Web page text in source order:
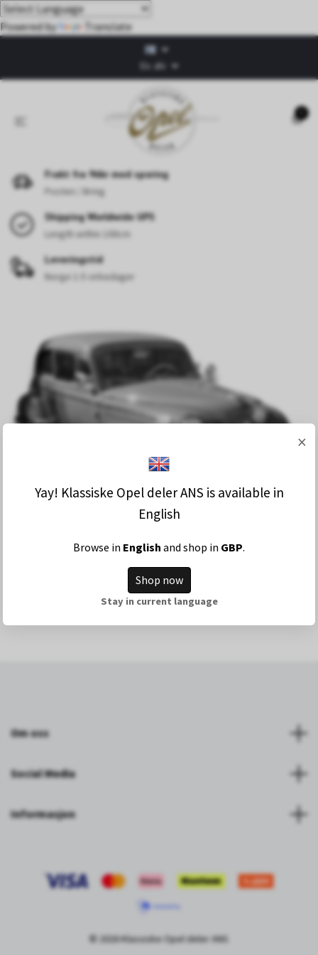
Powered by Translate
Ex. alv
Frakt fra 96kr med sporing
Posten / Bring
Shipping Worldwide UPS
Length within 100cm
Leveringstid
Norge 1-5 virkedager
Nye produkter legges ut på vår Facebook
side
Om oss
Social Media
Informasjon
© 2026 Klassiske Opel deler ANS
×
Yay! Klassiske Opel deler ANS is available in
English
Browse in English and shop in GBP.
Shop now
Stay in current language